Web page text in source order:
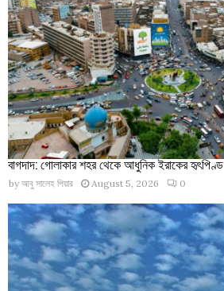
বাগদাদ: গোলাকার শহর থেকে আধুনিক ইরাকের হৃৎপিণ্ড
by আবু সালেহ পিয়ার August 5, 2026 0